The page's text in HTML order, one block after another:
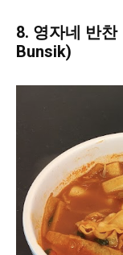
8. 영자네 반찬
Bunsik)